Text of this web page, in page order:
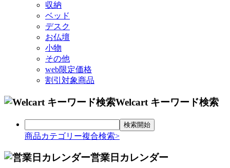
収納
ベッド
デスク
お仏壇
小物
その他
web限定価格
割引対象商品
Welcart キーワード検索
商品カテゴリー複合検索>
営業日カレンダー